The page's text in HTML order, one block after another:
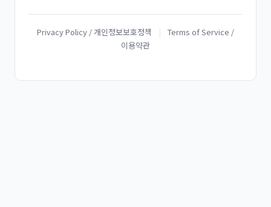
Privacy Policy / 개인정보보호정책 |
Terms of Service /
이용약관